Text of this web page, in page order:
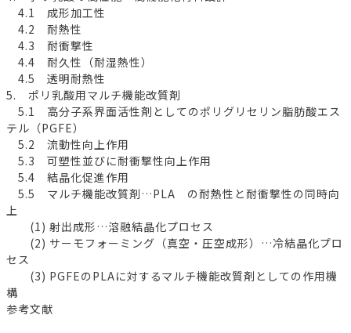
4.1 成形加工性
4.2 耐熱性
4.3 耐衝撃性
4.4 耐久性（耐湿熱性）
4.5 透明耐熱性
5. ポリ乳酸用マルチ機能改質剤
5.1 高分子系界面活性剤としてのポリグリセリン脂肪酸エス
テル（PGFE）
5.2 流動性向上作用
5.3 可塑性並びに耐衝撃性向上作用
5.4 結晶化促進作用
5.5 マルチ機能改質剤…PLA の耐熱性と耐衝撃性の同時向
上
(1) 射出成形…溶融結晶化プロセス
(2) サーモフォーミング（真空・圧空成形）…冷結晶化プロ
セス
(3) PGFEのPLAに対するマルチ機能改質剤としての作用機
構
参考文献